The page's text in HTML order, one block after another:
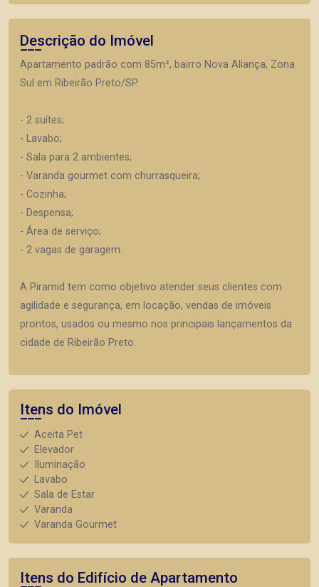
Descrição do Imóvel
Apartamento padrão com 85m², bairro Nova Aliança, Zona
Sul em Ribeirão Preto/SP.
- 2 suítes;
- Lavabo;
- Sala para 2 ambientes;
- Varanda gourmet com churrasqueira;
- Cozinha;
- Despensa;
- Área de serviço;
- 2 vagas de garagem.
A Piramid tem como objetivo atender seus clientes com
agilidade e segurança, em locação, vendas de imóveis
prontos, usados ou mesmo nos principais lançamentos da
cidade de Ribeirão Preto.
Itens do Imóvel
Aceita Pet
Elevador
Iluminação
Lavabo
Sala de Estar
Varanda
Varanda Gourmet
Itens do Edifício de Apartamento